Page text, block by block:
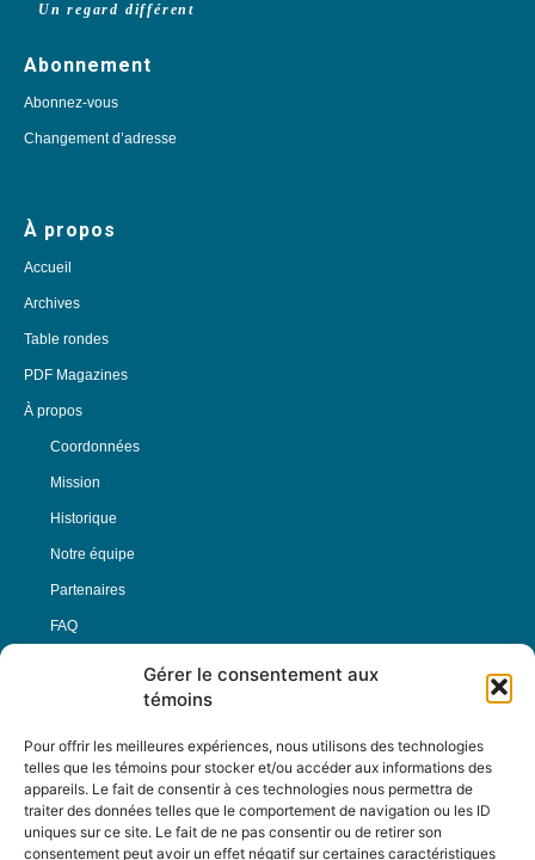
Gérer le consentement aux
témoins
Pour offrir les meilleures expériences, nous utilisons des technologies
telles que les témoins pour stocker et/ou accéder aux informations des
appareils. Le fait de consentir à ces technologies nous permettra de
traiter des données telles que le comportement de navigation ou les ID
uniques sur ce site. Le fait de ne pas consentir ou de retirer son
consentement peut avoir un effet négatif sur certaines caractéristiques
Un regard différent
Abonnement
Abonnez-vous
Changement d’adresse
À propos
Accueil
Archives
Table rondes
PDF Magazines
À propos
Coordonnées
Mission
Historique
Notre équipe
Partenaires
FAQ
Nous Suivre